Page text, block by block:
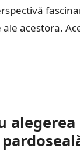
acestora.